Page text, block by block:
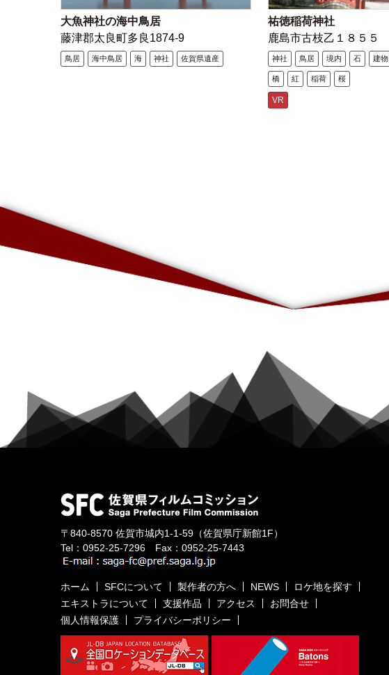
大魚神社の海中鳥居
藤津郡太良町多良1874-9
鳥居 海中鳥居 海 神社 佐賀県遺産
祐徳稲荷神社
鹿島市古枝乙１８５５
神社 鳥居 境内 石 建物
橋 紅 稲荷 桜
VR
〒840-8570 佐賀市城内1-1-59 （佐賀県庁新館1F）
Tel： 0952-25-7296 Fax：0952-25-7443
ホーム SFCについて 製作者の方へ NEWS
ロケ地を探す
エキストラについて
支援作品 アクセス
お問合せ
個人情報保護
プライバシーポリシー